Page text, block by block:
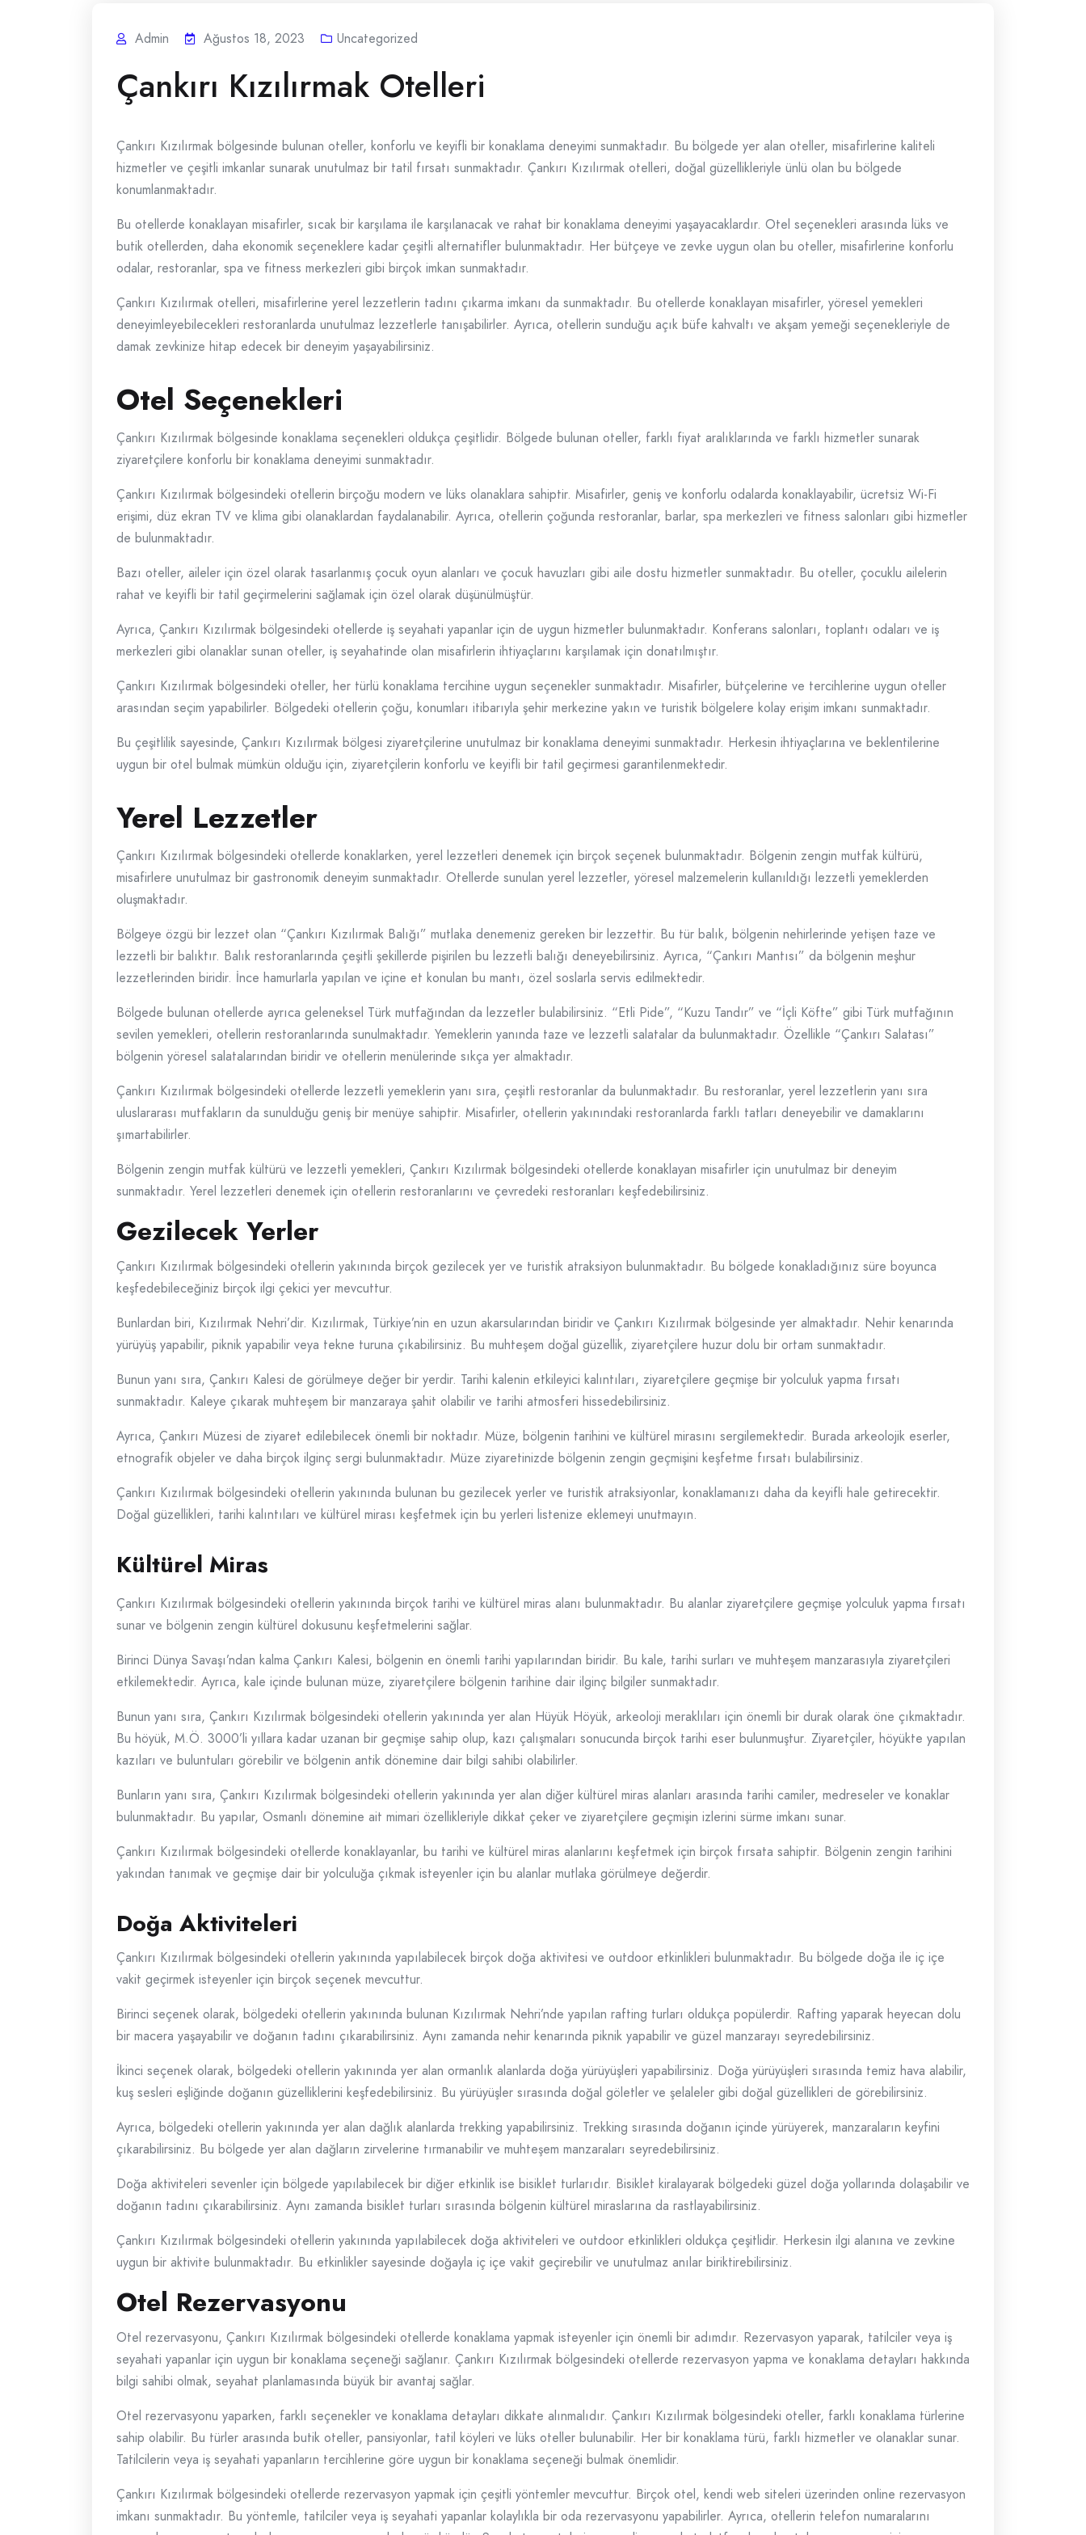
Admin Ağustos 18, 2023 Uncategorized
Çankırı Kızılırmak Otelleri
Çankırı Kızılırmak bölgesinde bulunan oteller, konforlu ve keyifli bir konaklama deneyimi sunmaktadır. Bu bölgede yer alan oteller, misafirlerine kaliteli
hizmetler ve çeşitli imkanlar sunarak unutulmaz bir tatil fırsatı sunmaktadır. Çankırı Kızılırmak otelleri, doğal güzellikleriyle ünlü olan bu bölgede
konumlanmaktadır.
Bu otellerde konaklayan misafirler, sıcak bir karşılama ile karşılanacak ve rahat bir konaklama deneyimi yaşayacaklardır. Otel seçenekleri arasında lüks ve
butik otellerden, daha ekonomik seçeneklere kadar çeşitli alternatifler bulunmaktadır. Her bütçeye ve zevke uygun olan bu oteller, misafirlerine konforlu
odalar, restoranlar, spa ve fitness merkezleri gibi birçok imkan sunmaktadır.
Çankırı Kızılırmak otelleri, misafirlerine yerel lezzetlerin tadını çıkarma imkanı da sunmaktadır. Bu otellerde konaklayan misafirler, yöresel yemekleri
deneyimleyebilecekleri restoranlarda unutulmaz lezzetlerle tanışabilirler. Ayrıca, otellerin sunduğu açık büfe kahvaltı ve akşam yemeği seçenekleriyle de
damak zevkinize hitap edecek bir deneyim yaşayabilirsiniz.
Otel Seçenekleri
Çankırı Kızılırmak bölgesinde konaklama seçenekleri oldukça çeşitlidir. Bölgede bulunan oteller, farklı fiyat aralıklarında ve farklı hizmetler sunarak
ziyaretçilere konforlu bir konaklama deneyimi sunmaktadır.
Çankırı Kızılırmak bölgesindeki otellerin birçoğu modern ve lüks olanaklara sahiptir. Misafirler, geniş ve konforlu odalarda konaklayabilir, ücretsiz Wi-Fi
erişimi, düz ekran TV ve klima gibi olanaklardan faydalanabilir. Ayrıca, otellerin çoğunda restoranlar, barlar, spa merkezleri ve fitness salonları gibi hizmetler
de bulunmaktadır.
Bazı oteller, aileler için özel olarak tasarlanmış çocuk oyun alanları ve çocuk havuzları gibi aile dostu hizmetler sunmaktadır. Bu oteller, çocuklu ailelerin
rahat ve keyifli bir tatil geçirmelerini sağlamak için özel olarak düşünülmüştür.
Ayrıca, Çankırı Kızılırmak bölgesindeki otellerde iş seyahati yapanlar için de uygun hizmetler bulunmaktadır. Konferans salonları, toplantı odaları ve iş
merkezleri gibi olanaklar sunan oteller, iş seyahatinde olan misafirlerin ihtiyaçlarını karşılamak için donatılmıştır.
Çankırı Kızılırmak bölgesindeki oteller, her türlü konaklama tercihine uygun seçenekler sunmaktadır. Misafirler, bütçelerine ve tercihlerine uygun oteller
arasından seçim yapabilirler. Bölgedeki otellerin çoğu, konumları itibarıyla şehir merkezine yakın ve turistik bölgelere kolay erişim imkanı sunmaktadır.
Bu çeşitlilik sayesinde, Çankırı Kızılırmak bölgesi ziyaretçilerine unutulmaz bir konaklama deneyimi sunmaktadır. Herkesin ihtiyaçlarına ve beklentilerine
uygun bir otel bulmak mümkün olduğu için, ziyaretçilerin konforlu ve keyifli bir tatil geçirmesi garantilenmektedir.
Yerel Lezzetler
Çankırı Kızılırmak bölgesindeki otellerde konaklarken, yerel lezzetleri denemek için birçok seçenek bulunmaktadır. Bölgenin zengin mutfak kültürü,
misafirlere unutulmaz bir gastronomik deneyim sunmaktadır. Otellerde sunulan yerel lezzetler, yöresel malzemelerin kullanıldığı lezzetli yemeklerden
oluşmaktadır.
Bölgeye özgü bir lezzet olan “Çankırı Kızılırmak Balığı” mutlaka denemeniz gereken bir lezzettir. Bu tür balık, bölgenin nehirlerinde yetişen taze ve
lezzetli bir balıktır. Balık restoranlarında çeşitli şekillerde pişirilen bu lezzetli balığı deneyebilirsiniz. Ayrıca, “Çankırı Mantısı” da bölgenin meşhur
lezzetlerinden biridir. İnce hamurlarla yapılan ve içine et konulan bu mantı, özel soslarla servis edilmektedir.
Bölgede bulunan otellerde ayrıca geleneksel Türk mutfağından da lezzetler bulabilirsiniz. “Etli Pide”, “Kuzu Tandır” ve “İçli Köfte” gibi Türk mutfağının
sevilen yemekleri, otellerin restoranlarında sunulmaktadır. Yemeklerin yanında taze ve lezzetli salatalar da bulunmaktadır. Özellikle “Çankırı Salatası”
bölgenin yöresel salatalarından biridir ve otellerin menülerinde sıkça yer almaktadır.
Çankırı Kızılırmak bölgesindeki otellerde lezzetli yemeklerin yanı sıra, çeşitli restoranlar da bulunmaktadır. Bu restoranlar, yerel lezzetlerin yanı sıra
uluslararası mutfakların da sunulduğu geniş bir menüye sahiptir. Misafirler, otellerin yakınındaki restoranlarda farklı tatları deneyebilir ve damaklarını
şımartabilirler.
Bölgenin zengin mutfak kültürü ve lezzetli yemekleri, Çankırı Kızılırmak bölgesindeki otellerde konaklayan misafirler için unutulmaz bir deneyim
sunmaktadır. Yerel lezzetleri denemek için otellerin restoranlarını ve çevredeki restoranları keşfedebilirsiniz.
Gezilecek Yerler
Çankırı Kızılırmak bölgesindeki otellerin yakınında birçok gezilecek yer ve turistik atraksiyon bulunmaktadır. Bu bölgede konakladığınız süre boyunca
keşfedebileceğiniz birçok ilgi çekici yer mevcuttur.
Bunlardan biri, Kızılırmak Nehri’dir. Kızılırmak, Türkiye’nin en uzun akarsularından biridir ve Çankırı Kızılırmak bölgesinde yer almaktadır. Nehir kenarında
yürüyüş yapabilir, piknik yapabilir veya tekne turuna çıkabilirsiniz. Bu muhteşem doğal güzellik, ziyaretçilere huzur dolu bir ortam sunmaktadır.
Bunun yanı sıra, Çankırı Kalesi de görülmeye değer bir yerdir. Tarihi kalenin etkileyici kalıntıları, ziyaretçilere geçmişe bir yolculuk yapma fırsatı
sunmaktadır. Kaleye çıkarak muhteşem bir manzaraya şahit olabilir ve tarihi atmosferi hissedebilirsiniz.
Ayrıca, Çankırı Müzesi de ziyaret edilebilecek önemli bir noktadır. Müze, bölgenin tarihini ve kültürel mirasını sergilemektedir. Burada arkeolojik eserler,
etnografik objeler ve daha birçok ilginç sergi bulunmaktadır. Müze ziyaretinizde bölgenin zengin geçmişini keşfetme fırsatı bulabilirsiniz.
Çankırı Kızılırmak bölgesindeki otellerin yakınında bulunan bu gezilecek yerler ve turistik atraksiyonlar, konaklamanızı daha da keyifli hale getirecektir.
Doğal güzellikleri, tarihi kalıntıları ve kültürel mirası keşfetmek için bu yerleri listenize eklemeyi unutmayın.
Kültürel Miras
Çankırı Kızılırmak bölgesindeki otellerin yakınında birçok tarihi ve kültürel miras alanı bulunmaktadır. Bu alanlar ziyaretçilere geçmişe yolculuk yapma fırsatı
sunar ve bölgenin zengin kültürel dokusunu keşfetmelerini sağlar.
Birinci Dünya Savaşı’ndan kalma Çankırı Kalesi, bölgenin en önemli tarihi yapılarından biridir. Bu kale, tarihi surları ve muhteşem manzarasıyla ziyaretçileri
etkilemektedir. Ayrıca, kale içinde bulunan müze, ziyaretçilere bölgenin tarihine dair ilginç bilgiler sunmaktadır.
Bunun yanı sıra, Çankırı Kızılırmak bölgesindeki otellerin yakınında yer alan Hüyük Höyük, arkeoloji meraklıları için önemli bir durak olarak öne çıkmaktadır.
Bu höyük, M.Ö. 3000’li yıllara kadar uzanan bir geçmişe sahip olup, kazı çalışmaları sonucunda birçok tarihi eser bulunmuştur. Ziyaretçiler, höyükte yapılan
kazıları ve buluntuları görebilir ve bölgenin antik dönemine dair bilgi sahibi olabilirler.
Bunların yanı sıra, Çankırı Kızılırmak bölgesindeki otellerin yakınında yer alan diğer kültürel miras alanları arasında tarihi camiler, medreseler ve konaklar
bulunmaktadır. Bu yapılar, Osmanlı dönemine ait mimari özellikleriyle dikkat çeker ve ziyaretçilere geçmişin izlerini sürme imkanı sunar.
Çankırı Kızılırmak bölgesindeki otellerde konaklayanlar, bu tarihi ve kültürel miras alanlarını keşfetmek için birçok fırsata sahiptir. Bölgenin zengin tarihini
yakından tanımak ve geçmişe dair bir yolculuğa çıkmak isteyenler için bu alanlar mutlaka görülmeye değerdir.
Doğa Aktiviteleri
Çankırı Kızılırmak bölgesindeki otellerin yakınında yapılabilecek birçok doğa aktivitesi ve outdoor etkinlikleri bulunmaktadır. Bu bölgede doğa ile iç içe
vakit geçirmek isteyenler için birçok seçenek mevcuttur.
Birinci seçenek olarak, bölgedeki otellerin yakınında bulunan Kızılırmak Nehri’nde yapılan rafting turları oldukça popülerdir. Rafting yaparak heyecan dolu
bir macera yaşayabilir ve doğanın tadını çıkarabilirsiniz. Aynı zamanda nehir kenarında piknik yapabilir ve güzel manzarayı seyredebilirsiniz.
İkinci seçenek olarak, bölgedeki otellerin yakınında yer alan ormanlık alanlarda doğa yürüyüşleri yapabilirsiniz. Doğa yürüyüşleri sırasında temiz hava alabilir,
kuş sesleri eşliğinde doğanın güzelliklerini keşfedebilirsiniz. Bu yürüyüşler sırasında doğal göletler ve şelaleler gibi doğal güzellikleri de görebilirsiniz.
Ayrıca, bölgedeki otellerin yakınında yer alan dağlık alanlarda trekking yapabilirsiniz. Trekking sırasında doğanın içinde yürüyerek, manzaraların keyfini
çıkarabilirsiniz. Bu bölgede yer alan dağların zirvelerine tırmanabilir ve muhteşem manzaraları seyredebilirsiniz.
Doğa aktiviteleri sevenler için bölgede yapılabilecek bir diğer etkinlik ise bisiklet turlarıdır. Bisiklet kiralayarak bölgedeki güzel doğa yollarında dolaşabilir ve
doğanın tadını çıkarabilirsiniz. Aynı zamanda bisiklet turları sırasında bölgenin kültürel miraslarına da rastlayabilirsiniz.
Çankırı Kızılırmak bölgesindeki otellerin yakınında yapılabilecek doğa aktiviteleri ve outdoor etkinlikleri oldukça çeşitlidir. Herkesin ilgi alanına ve zevkine
uygun bir aktivite bulunmaktadır. Bu etkinlikler sayesinde doğayla iç içe vakit geçirebilir ve unutulmaz anılar biriktirebilirsiniz.
Otel Rezervasyonu
Otel rezervasyonu, Çankırı Kızılırmak bölgesindeki otellerde konaklama yapmak isteyenler için önemli bir adımdır. Rezervasyon yaparak, tatilciler veya iş
seyahati yapanlar için uygun bir konaklama seçeneği sağlanır. Çankırı Kızılırmak bölgesindeki otellerde rezervasyon yapma ve konaklama detayları hakkında
bilgi sahibi olmak, seyahat planlamasında büyük bir avantaj sağlar.
Otel rezervasyonu yaparken, farklı seçenekler ve konaklama detayları dikkate alınmalıdır. Çankırı Kızılırmak bölgesindeki oteller, farklı konaklama türlerine
sahip olabilir. Bu türler arasında butik oteller, pansiyonlar, tatil köyleri ve lüks oteller bulunabilir. Her bir konaklama türü, farklı hizmetler ve olanaklar sunar.
Tatilcilerin veya iş seyahati yapanların tercihlerine göre uygun bir konaklama seçeneği bulmak önemlidir.
Çankırı Kızılırmak bölgesindeki otellerde rezervasyon yapmak için çeşitli yöntemler mevcuttur. Birçok otel, kendi web siteleri üzerinden online rezervasyon
imkanı sunmaktadır. Bu yöntemle, tatilciler veya iş seyahati yapanlar kolaylıkla bir oda rezervasyonu yapabilirler. Ayrıca, otellerin telefon numaralarını